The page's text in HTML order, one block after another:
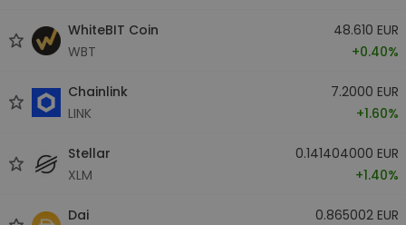
WhiteBIT Coin
WBT
48.610 EUR
+0.40%
Chainlink
LINK
7.2000 EUR
+1.60%
Stellar
XLM
0.141404000 EUR
+1.40%
Dai
0.865002 EUR